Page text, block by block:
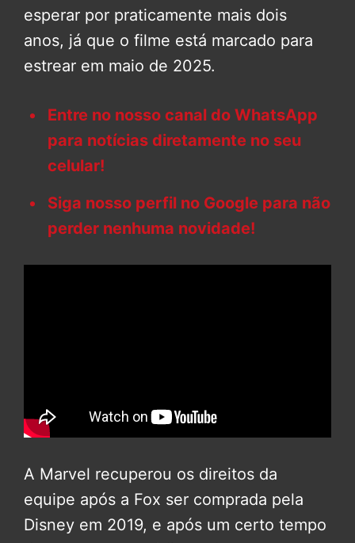
esperar por praticamente mais dois
anos, já que o filme está marcado para
estrear em maio de 2025.
Entre no nosso canal do WhatsApp
para notícias diretamente no seu
celular!
Siga nosso perfil no Google para não
perder nenhuma novidade!
A Marvel recuperou os direitos da
equipe após a Fox ser comprada pela
Disney em 2019, e após um certo tempo